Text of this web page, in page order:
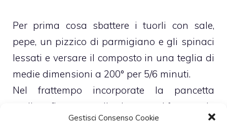
Gestisci Consenso Cookie
Per prima cosa sbattere i tuorli con sale,
pepe, un pizzico di parmigiano e gli spinaci
lessati e versare il composto in una teglia di
medie dimensioni a 200° per 5/6 minuti.
Nel frattempo incorporate la pancetta
tagliata finemente alla ricotta e al formaggio